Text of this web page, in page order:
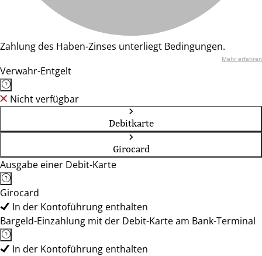
Zahlung des Haben-Zinses unterliegt Bedingungen.
Mehr erfahren
Verwahr-Entgelt
Nicht verfügbar
Debitkarte
Girocard
Ausgabe einer Debit-Karte
Girocard
In der Kontoführung enthalten
Bargeld-Einzahlung mit der Debit-Karte am Bank-Terminal
In der Kontoführung enthalten